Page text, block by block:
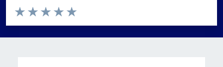
Valuta da 1 a 5 stelle la pagina
Valuta 5 stelle su 5
Valuta 4 stelle su 5
Valuta 3 stelle su 5
Valuta 2 stelle su 5
Valuta 1 stelle su 5